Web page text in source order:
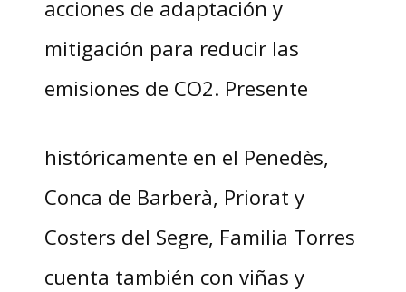
acciones de adaptación y
mitigación para reducir las
emisiones de CO2. Presente
históricamente en el Penedès,
Conca de Barberà, Priorat y
Costers del Segre, Familia Torres
cuenta también con viñas y